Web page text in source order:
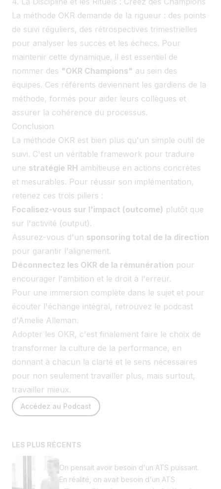
La méthode OKR demande de la rigueur : des points
de suivi réguliers, des rétrospectives trimestrielles
pour analyser les succès et les échecs. Pour
maintenir cette dynamique, il est essentiel de
nommer des "OKR Champions" au sein des
équipes. Ces référents deviennent les gardiens de la
méthode, formés pour aider leurs collègues et
assurer la cohérence du processus.
Conclusion
La méthode OKR est bien plus qu'un simple outil de
suivi. C'est un véritable framework pour traduire
une stratégie RH ambitieuse en actions concrètes
et mesurables. Pour réussir son implémentation,
retenez ces trois piliers :
Focalisez-vous sur l'impact (outcome) plutôt que
sur l'activité (output).
Assurez-vous d'un sponsoring total de la direction
pour garantir l'alignement.
Déconnectez les OKR de la rémunération pour
encourager l'ambition et le droit à l'erreur.
Pour une immersion complète dans le sujet et pour
écouter l'échange intégral, retrouvez le podcast
d'Amelie Alleman.
Adopter les OKR, c'est finalement faire le choix de
transformer la culture de la performance, en
donnant à chacun la clarté et le sens nécessaires
pour non seulement travailler plus, mais surtout,
travailler mieux.
Accédez au Podcast
LES PLUS RÉCENTS
On pensait avoir besoin d'un ATS puissant.
En réalité, on avait besoin d'un ATS